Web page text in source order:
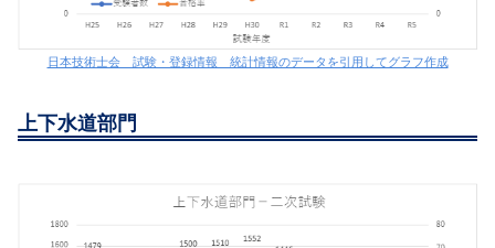
日本技術士会 試験・登録情報 統計情報のデータを引用してグラフ作成
上下水道部門